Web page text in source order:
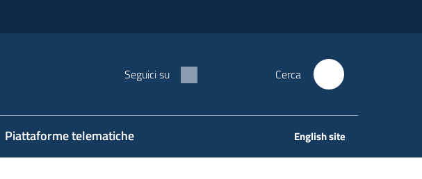
Seguici su Cerca
Piattaforme telematiche English site